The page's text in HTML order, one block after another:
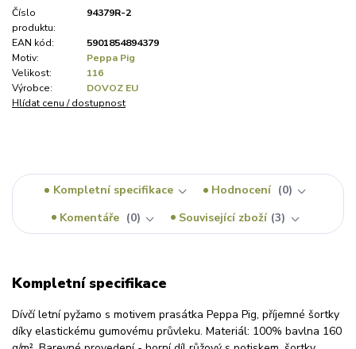
Číslo
produktu:
94379R-2
EAN kód:
5901854894379
Motiv:
Peppa Pig
Velikost:
116
Výrobce:
DOVOZ EU
Hlídat cenu / dostupnost
Kompletní specifikace Hodnocení
0
Komentáře
0 Související zboží 3
Kompletní specifikace
Dívčí letní pyžamo s motivem prasátka Peppa Pig, příjemné šortky
díky elastickému gumovému průvleku. Materiál: 100% bavlna 160